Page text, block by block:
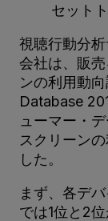
セット
視聴行動分
会社は、販
ンの利用動
Database
ューマー・
スクリーン
した。
まず、各デ
では1位と2